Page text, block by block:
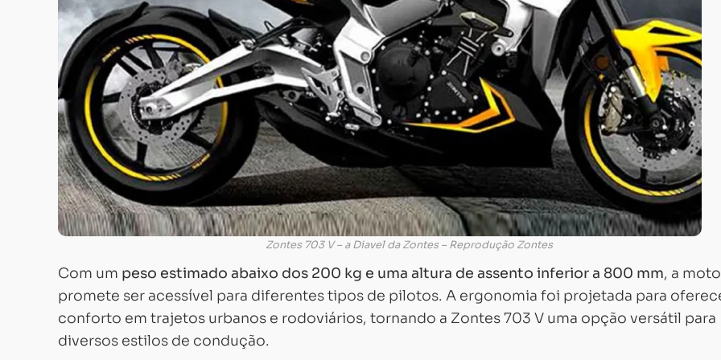
Zontes 703 V – a Diavel da Zontes – Reprodução Zontes
Com um peso estimado abaixo dos 200 kg e uma altura de assento inferior a 800 mm, a moto
promete ser acessível para diferentes tipos de pilotos. A ergonomia foi projetada para
conforto em trajetos urbanos e rodoviários, tornando a Zontes 703 V uma opção versátil para
diversos estilos de condução.